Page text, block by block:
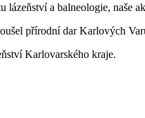
lázeňství a balneologie,
přírodní dar Karlových
Karlovarského kraje.